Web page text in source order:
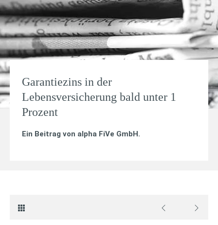
Garantiezins in der
Lebensversicherung bald unter 1
Prozent
Ein Beitrag von alpha FiVe GmbH.